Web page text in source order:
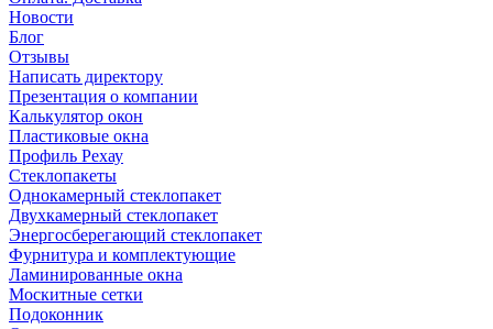
Новости
Блог
Отзывы
Написать директору
Презентация о компании
Калькулятор окон
Пластиковые окна
Профиль Рехау
Стеклопакеты
Однокамерный стеклопакет
Двухкамерный стеклопакет
Энергосберегающий стеклопакет
Фурнитура и комплектующие
Ламинированные окна
Москитные сетки
Подоконник